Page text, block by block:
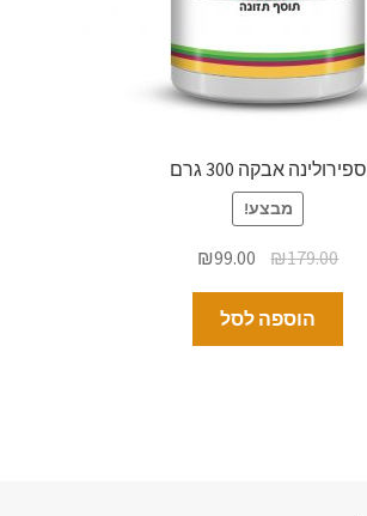
ספירולינה אבקה 300 גרם
מבצע!
₪179.00
₪99.00
הוספה לסל